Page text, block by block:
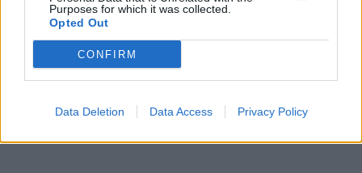
Purposes for which it was collected.
Opted Out
CONFIRM
Data Deletion Data Access Privacy Policy